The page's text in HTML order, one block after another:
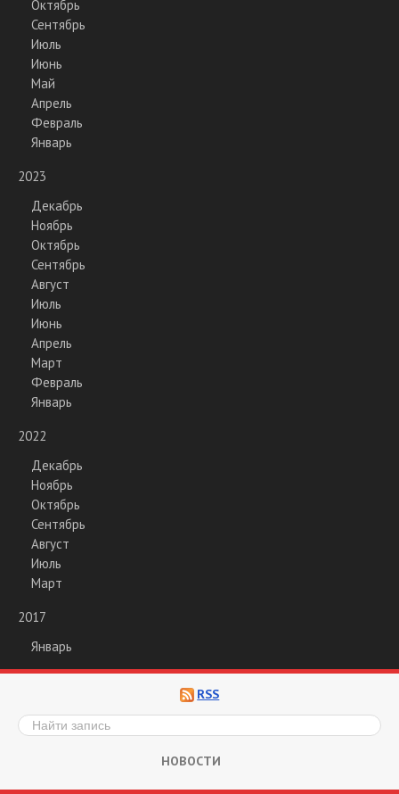
Октябрь
Сентябрь
Июль
Июнь
Май
Апрель
Февраль
Январь
2023
Декабрь
Ноябрь
Октябрь
Сентябрь
Август
Июль
Июнь
Апрель
Март
Февраль
Январь
2022
Декабрь
Ноябрь
Октябрь
Сентябрь
Август
Июль
Март
2017
Январь
RSS
НОВОСТИ